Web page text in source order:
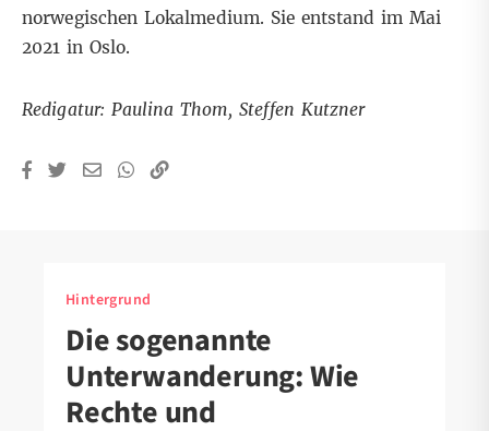
norwegischen Lokalmedium. Sie entstand im Mai
2021 in Oslo.
Redigatur: Paulina Thom, Steffen Kutzner
Hintergrund
Die sogenannte
Unterwanderung: Wie
Rechte und